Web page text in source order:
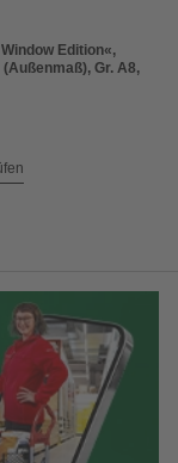
Edition«,
Gr. A8,